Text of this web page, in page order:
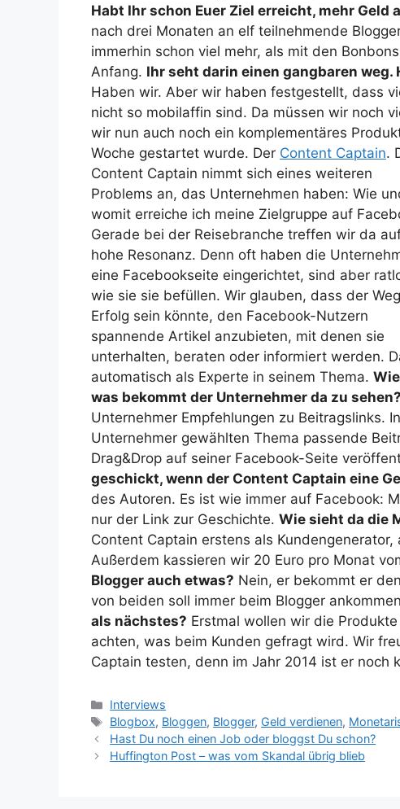
Habt Ihr schon Euer Ziel erreicht, mehr Geld
nach drei Monaten an elf teilnehmende
immerhin schon viel mehr, als mit den
Anfang. Ihr seht darin einen gangbaren
Haben wir. Aber wir haben festgestellt, dass
nicht so mobilaffin sind. Da müssen wir noch
wir nun auch noch ein komplementäres
Woche gestartet wurde. Der Content Captain.
Content Captain nimmt sich eines weiteren
Problems an, das Unternehmen haben: Wie
womit erreiche ich meine Zielgruppe auf
Gerade bei der Reisebranche treffen wir da
hohe Resonanz. Denn oft haben die
eine Facebookseite eingerichtet, sind aber
wie sie sie befüllen. Wir glauben, dass der
Erfolg sein könnte, den Facebook-Nutzern
spannende Artikel anzubieten, mit denen sie
unterhalten, beraten oder informiert werden.
automatisch als Experte in seinem Thema.
was bekommt der Unternehmer da zu sehen?
Unternehmer Empfehlungen zu Beitragslinks.
Unternehmer gewählten Thema passende
Drag&Drop auf seiner Facebook-Seite
geschickt, wenn der Content Captain eine
des Autoren. Es ist wie immer auf Facebook:
nur der Link zur Geschichte. Wie sieht da die
Content Captain erstens als
Außerdem kassieren wir 20 Euro pro Monat
Blogger auch etwas? Nein, er bekommt er
von beiden soll immer beim Blogger
als nächstes? Erstmal wollen wir die
achten, was beim Kunden gefragt wird. Wir
Captain testen, denn im Jahr 2014 ist er noch
Kategorien
Interviews
Schlagwörter
Blogbox, Bloggen, Blogger, Geld verdienen,
Hast Du noch einen Job oder bloggst Du schon?
Huffington Post – was vom Skandal übrig blieb